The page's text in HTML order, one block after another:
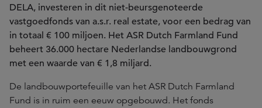
DELA, investeren in dit niet-beursgenoteerde
vastgoedfonds van a.s.r. real estate, voor een bedrag van
in totaal € 100 miljoen. Het ASR Dutch Farmland Fund
beheert 36.000 hectare Nederlandse landbouwgrond
met een waarde van € 1,8 miljard.
De landbouwportefeuille van het ASR Dutch Farmland
Fund is in ruim een eeuw opgebouwd. Het fonds